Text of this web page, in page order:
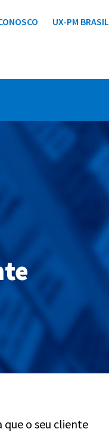
UX-PM BRASIL
que o seu cliente